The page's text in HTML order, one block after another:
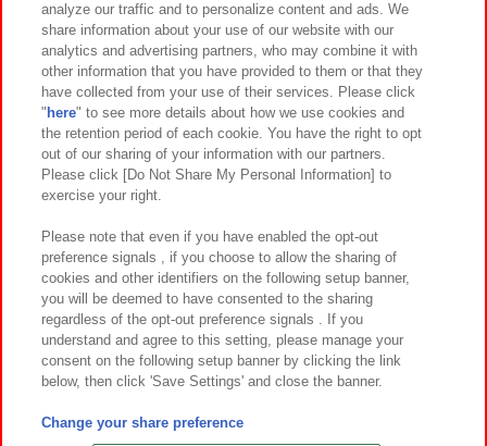
イベント・キャンペーン
関連会社 サステナビリティ サイトポリシー
プライバシーポリシー ウェブアクセシビリティ方針と検証結果
お取引先さまとともに
カスタマーハラスメント対応方針 よくあるご質問・お問い合わせ
©Bandai Namco Amusement Inc.
©Bandai Namco Amusement Lab Inc.
analyze our traffic and to personalize content and ads. We
share information about your use of our website with our
analytics and advertising partners, who may combine it with
other information that you have provided to them or that they
have collected from your use of their services. Please click
" here" to see more details about how we use cookies and
the retention period of each cookie. You have the right to opt
out of our sharing of your information with our partners.
Please click [Do Not Share My Personal Information] to
exercise your right.
Please note that even if you have enabled the opt-out
preference signals , if you choose to allow the sharing of
cookies and other identifiers on the following setup banner,
you will be deemed to have consented to the sharing
regardless of the opt-out preference signals . If you
understand and agree to this setting, please manage your
consent on the following setup banner by clicking the link
below, then click 'Save Settings' and close the banner.
Change your share preference